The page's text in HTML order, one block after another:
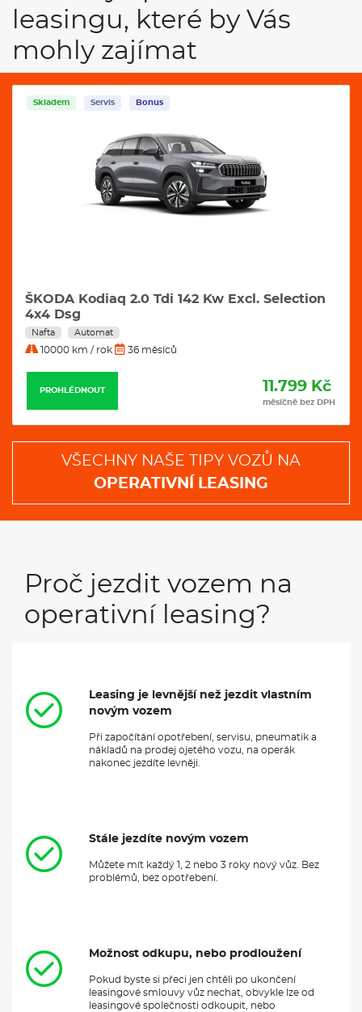
leasingu, které by Vás
mohly zajímat
Skladem Servis Bonus
ŠKODA Kodiaq 2.0 Tdi 142 Kw Excl. Selection
4x4 Dsg
Nafta Automat
10000 km / rok 36 měsíců
PROHLÉDNOUT 11.799 Kč
měsíčně bez DPH
VŠECHNY NAŠE TIPY VOZŮ NA
OPERATIVNÍ LEASING
Proč jezdit vozem na
operativní leasing?
Leasing je levnější než jezdit vlastním
novým vozem
Při započítání opotřebení, servisu, pneumatik a
nákladů na prodej ojetého vozu, na operák
nakonec jezdíte levněji.
Stále jezdíte novým vozem
Můžete mít každý 1, 2 nebo 3 roky nový vůz. Bez
problémů, bez opotřebení.
Možnost odkupu, nebo prodloužení
Pokud byste si přeci jen chtěli po ukončení
leasingové smlouvy vůz nechat, obvykle lze od
leasingové společnosti odkoupit, nebo